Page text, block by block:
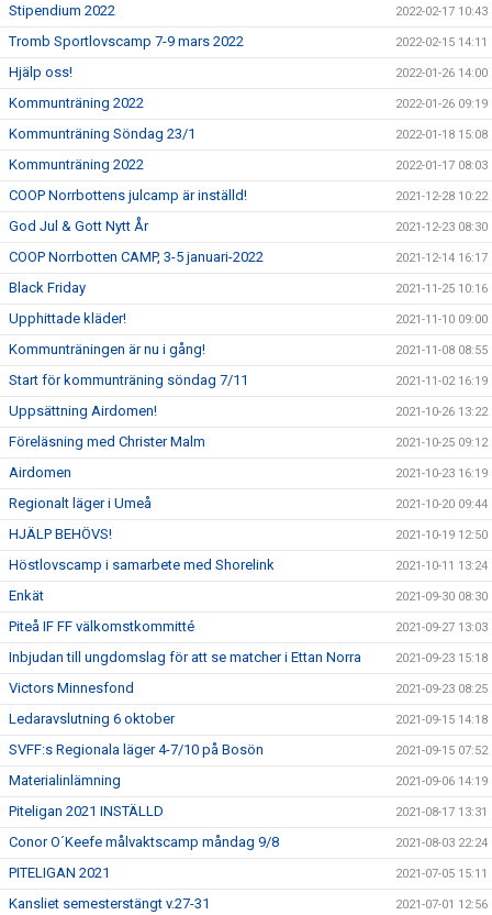
Stipendium 2022 2022-02-17 10:43
Tromb Sportlovscamp 7-9 mars 2022 2022-02-15 14:11
Hjälp oss! 2022-01-26 14:00
Kommunträning 2022 2022-01-26 09:19
Kommunträning Söndag 23/1 2022-01-18 15:08
Kommunträning 2022 2022-01-17 08:03
COOP Norrbottens julcamp är inställd! 2021-12-28 10:22
God Jul & Gott Nytt År 2021-12-23 08:30
COOP Norrbotten CAMP, 3-5 januari-2022 2021-12-14 16:17
Black Friday 2021-11-25 10:16
Upphittade kläder! 2021-11-10 09:00
Kommunträningen är nu i gång! 2021-11-08 08:55
Start för kommunträning söndag 7/11 2021-11-02 16:19
Uppsättning Airdomen! 2021-10-26 13:22
Föreläsning med Christer Malm 2021-10-25 09:12
Airdomen 2021-10-23 16:19
Regionalt läger i Umeå 2021-10-20 09:44
HJÄLP BEHÖVS! 2021-10-19 12:50
Höstlovscamp i samarbete med Shorelink 2021-10-11 13:24
Enkät 2021-09-30 08:30
Piteå IF FF välkomstkommitté 2021-09-27 13:03
Inbjudan till ungdomslag för att se matcher i Ettan Norra 2021-09-23 15:18
Victors Minnesfond 2021-09-23 08:25
Ledaravslutning 6 oktober 2021-09-15 14:18
SVFF:s Regionala läger 4-7/10 på Bosön 2021-09-15 07:52
Materialinlämning 2021-09-06 14:19
Piteligan 2021 INSTÄLLD 2021-08-17 13:31
Conor O´Keefe målvaktscamp måndag 9/8 2021-08-03 22:24
PITELIGAN 2021 2021-07-05 15:11
Kansliet semesterstängt v.27-31 2021-07-01 12:56